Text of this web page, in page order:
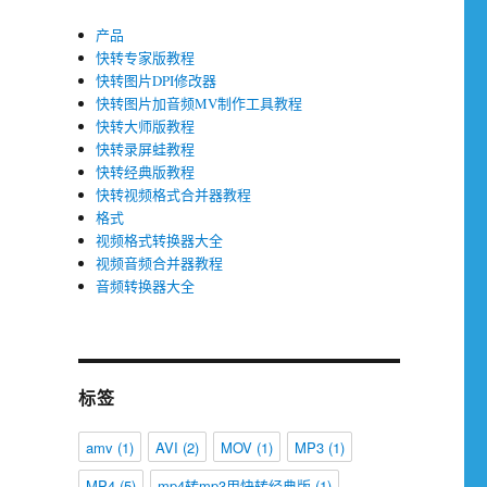
产品
快转专家版教程
快转图片DPI修改器
快转图片加音频MV制作工具教程
快转大师版教程
快转录屏蛙教程
快转经典版教程
快转视频格式合并器教程
格式
视频格式转换器大全
视频音频合并器教程
音频转换器大全
标签
amv(1) AVI (2) MOV(1) MP3(1)